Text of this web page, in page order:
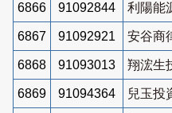
6866 91092844 利陽能
6867 91092921 安谷商
6868 91093013 翔浤生
6869 91094364 兒玉投